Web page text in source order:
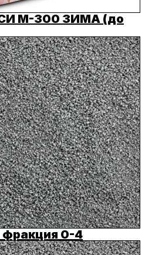
М-300 ЗИМА (до
0-4